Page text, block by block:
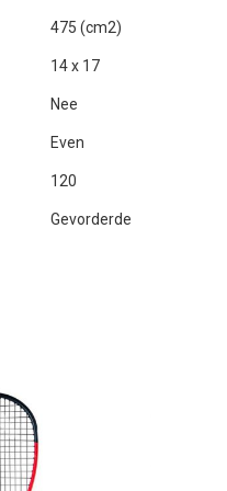
475 (cm2)
14 x 17
Nee
Even
120
Gevorderde